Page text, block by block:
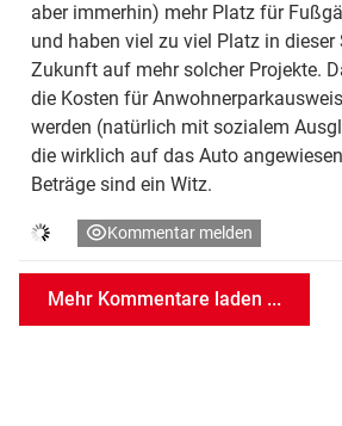
aber immerhin) mehr Platz für
und haben viel zu viel Platz in
Zukunft auf mehr solcher Projekte.
die Kosten für
werden (natürlich mit sozialem
die wirklich auf das Auto
Beträge sind ein Witz.
Kommentar melden
Mehr Kommentare laden ...